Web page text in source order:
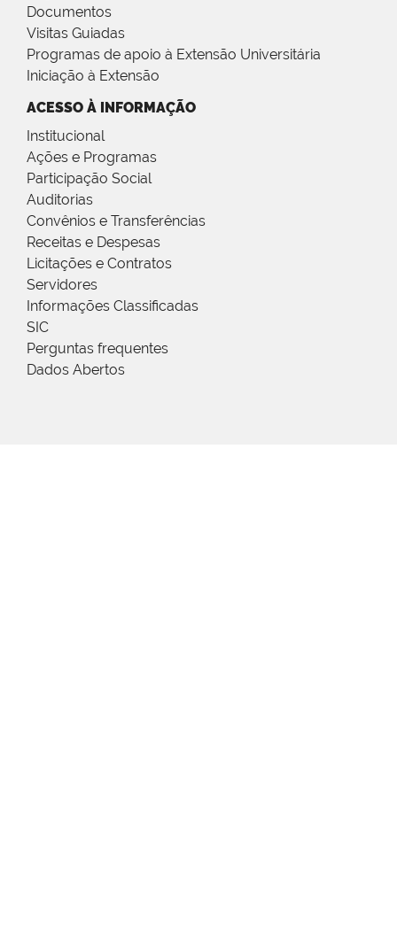
Documentos
Visitas Guiadas
Programas de apoio à Extensão Universitária
Iniciação à Extensão
ACESSO À INFORMAÇÃO
Institucional
Ações e Programas
Participação Social
Auditorias
Convênios e Transferências
Receitas e Despesas
Licitações e Contratos
Servidores
Informações Classificadas
SIC
Perguntas frequentes
Dados Abertos